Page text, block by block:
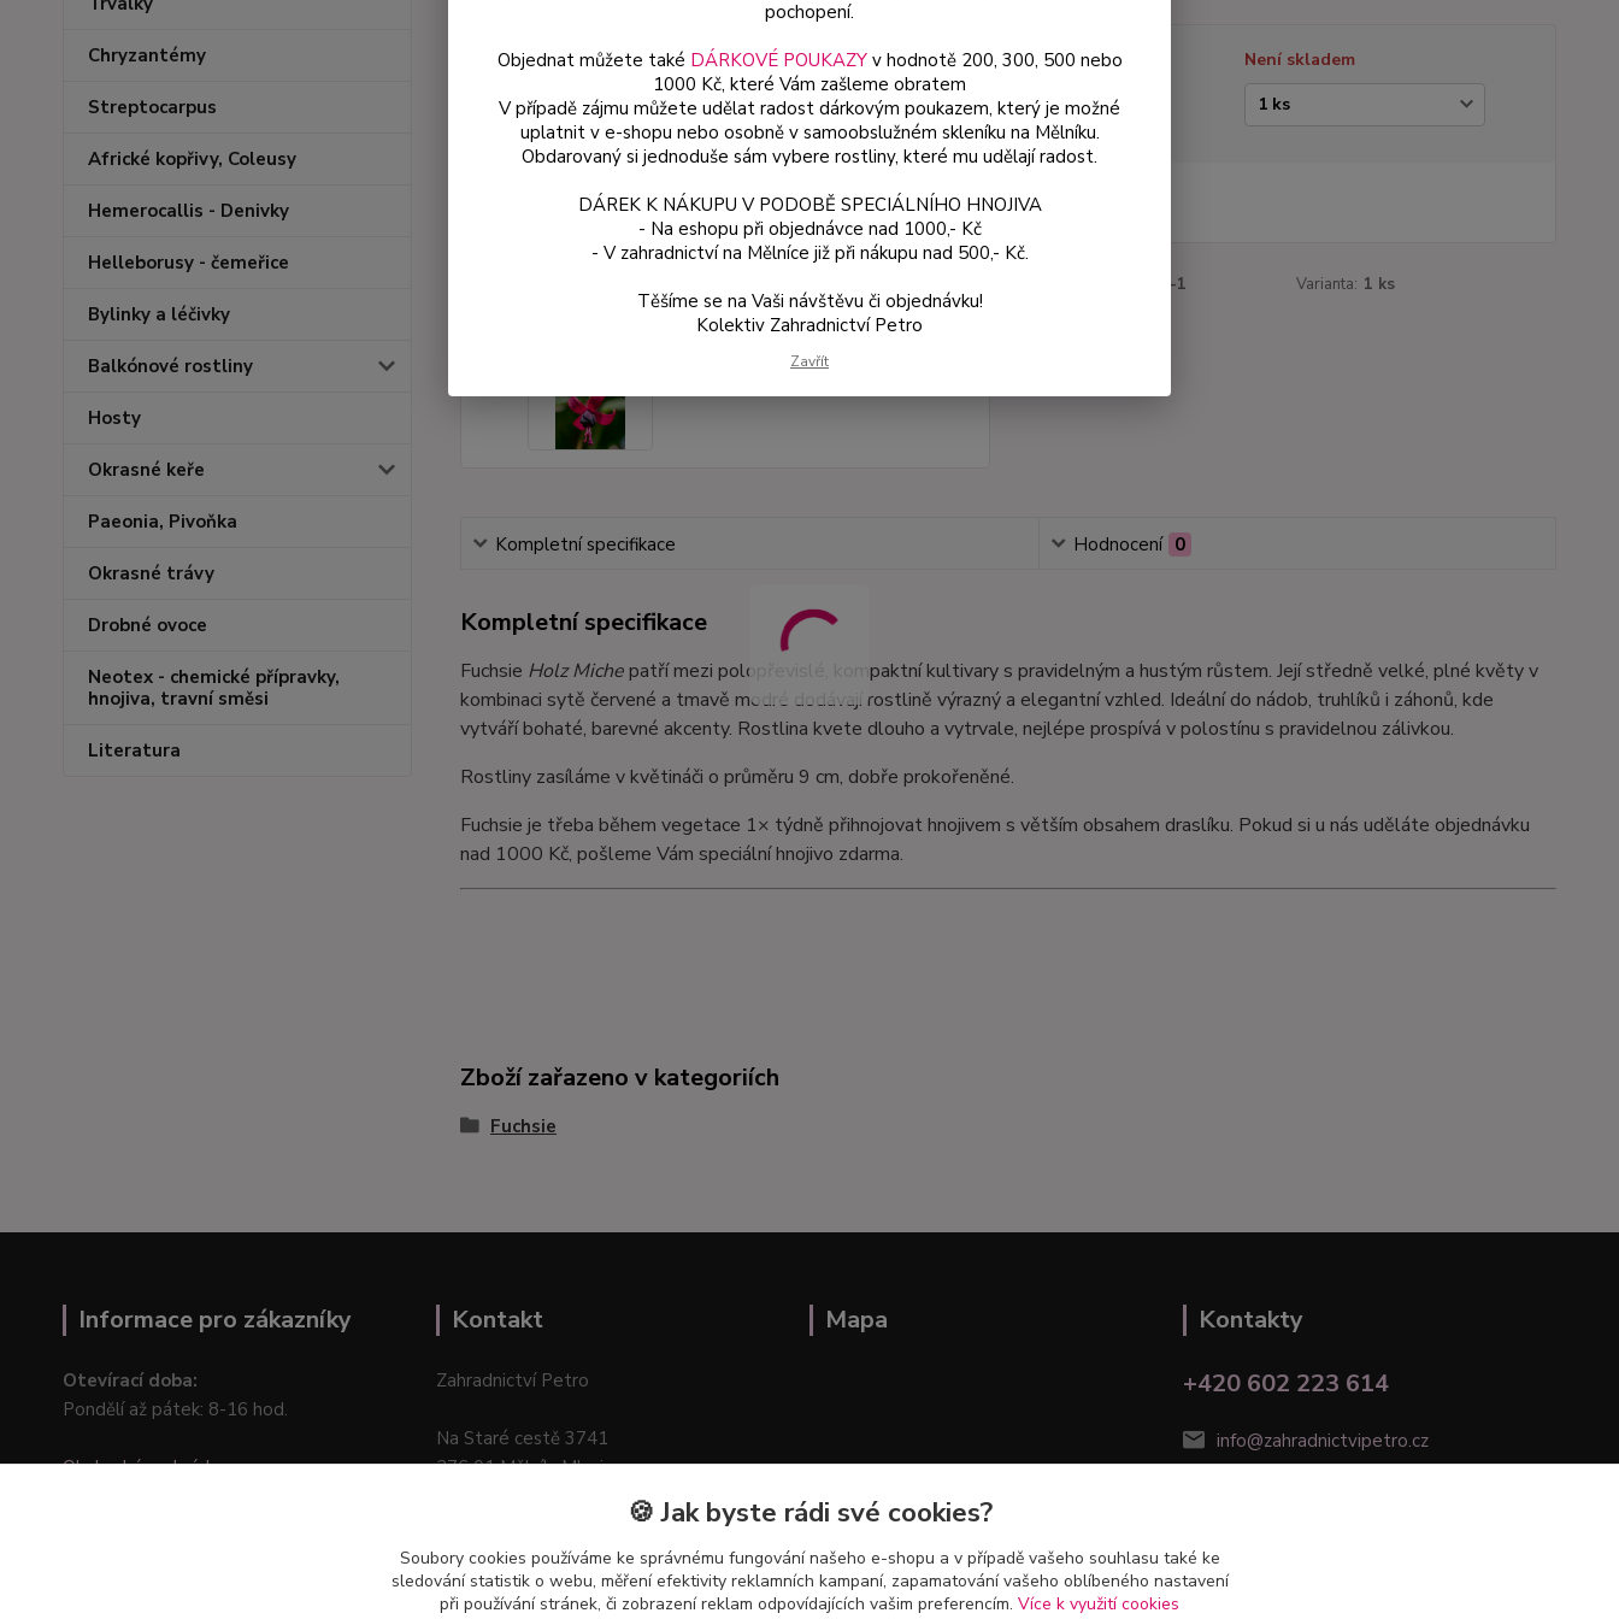
Chryzantémy
Streptocarpus
Africké kopřivy, Coleusy
Hemerocallis - Denivky
Helleborusy - čemeřice
Bylinky a léčivky
Balkónové rostliny
Hosty
Okrasné keře
Paeonia, Pivoňka
Okrasné trávy
Drobné ovoce
Neotex - chemické přípravky,
hnojiva, travní směsi
Literatura
Dostupnost
Není skladem
Varianta
837-1 Varianta: 1 ks
Kompletní specifikace Hodnocení 0
Kompletní specifikace
Fuchsie Holz Michepatří mezi polopřevislé, kompaktní kultivary s pravidelným a hustým růstem. Její středně velké, plné květy v
kombinaci sytě červené a tmavě modré dodávají rostlině výrazný a elegantní vzhled. Ideální do nádob, truhlíků i záhonů, kde
vytváří bohaté, barevné akcenty. Rostlina kvete dlouho a vytrvale, nejlépe prospívá v polostínu s pravidelnou zálivkou.
Rostliny zasíláme v květináči o průměru 9 cm, dobře prokořeněné.
Fuchsie je třeba během vegetace 1× týdně přihnojovat hnojivem s větším obsahem draslíku. Pokud si u nás uděláte objednávku
nad 1000 Kč, pošleme Vám speciální hnojivo zdarma.
Zboží zařazeno v kategoriích
Fuchsie
Informace pro zákazníky
Otevírací doba:
Pondělí až pátek: 8-16 hod.
Obchodní podmínky
Kontakt
Zahradnictví Petro
Na Staré cestě 3741
276 01 Mělník–Mlazice
Mapa
Kontakty
+420 602 223 614
info@zahradnictvipetro.cz
pochopení.
Objednat můžete také DÁRKOVÉ POUKAZYv hodnotě 200, 300, 500 nebo
1000 Kč, které Vám zašleme obratem
V případě zájmu můžete udělat radost dárkovým poukazem, který je možné
uplatnit v e-shopu nebo osobně v samoobslužném skleníku na Mělníku.
Obdarovaný si jednoduše sám vybere rostliny, které mu udělají radost.
DÁREK K NÁKUPU V PODOBĚ SPECIÁLNÍHO HNOJIVA
- Na eshopu při objednávce nad 1000,- Kč
- V zahradnictví na Mělníce již při nákupu nad 500,- Kč.
Těšíme se na Vaši návštěvu či objednávku!
Kolektiv Zahradnictví Petro
Zavřít
🍪 Jak byste rádi své cookies?
Soubory cookies používáme ke správnému fungování našeho e-shopu a v případě vašeho souhlasu také ke
sledování statistik o webu, měření efektivity reklamních kampaní, zapamatování vašeho oblíbeného nastavení
při používání stránek, či zobrazení reklam odpovídajících vašim preferencím. Více k využití cookies